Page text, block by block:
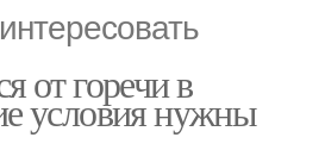
от горечи в
условия нужны